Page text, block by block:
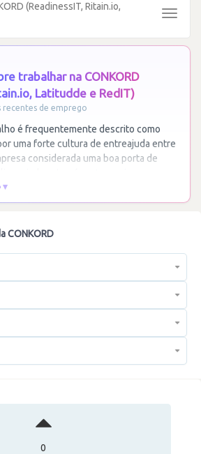
(ReadinessIT, Ritain.io,
Toggle
trabalhar na CONKORD
Latitudde e RedIT)
recentes de emprego
é frequentemente descrito como
uma forte cultura de entreajuda entre
considerada uma boa porta de
CONKORD
0